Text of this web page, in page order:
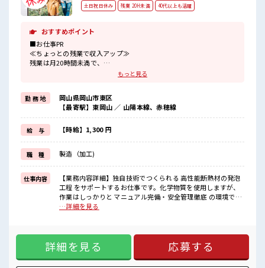
土日祝日休み 残業 20H未満 40代以上も活躍
おすすめポイント
■お仕事PR
≪ちょっとの残業で収入アップ≫
残業は月20時間未満で、
週末は家族や友人と一緒にプライベート満喫！
≪動きやすい制服アリ≫
制服があるので、
毎日の服装の悩み解消♪
≪未経験OKの仕事≫
新しいことにチャレンジするのは不安だけど、
しっかり働く環境が整っています！
イチからスキルUP・ステップUP目指していきましょう！
≪収入アップを目指せる≫
高時給だらけの派遣のお仕事です！
■職場の雰囲気
休憩室でホッと一息リフレッシュ！
残業も1日1H程度あるので給料の上乗せも期待できそう！
もっと見る
勤 務 地
岡山県岡山市東区
【最寄駅】東岡山 ／ 山陽本線、赤穂線
給 与 【時給】1,300 円
職 種 製造（加工)
仕事内容
【業務内容詳細】独自技術でつくられる 高性能断熱材の発泡
工程 をサポートするお仕事です。化学物質を使用しますが、
作業はしっかりと マニュアル完備・安全管理徹底 の環境で行
います。・発泡工程での機械操作補助断熱材を発泡させる装
だけなので、未経験でも覚えやすい内容です。・作業エリア
の簡単な清掃・整理安全で働きやすい環境を保つための軽作
業です。【ポイント】作業はマニュアルに沿って進めるだけ
でOK化学物質を扱いますが、防護具支給で安全対策は万全製
…詳細を見る
詳細を見る 応募する